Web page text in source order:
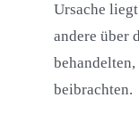
Ursache
andere über
beibrachten.